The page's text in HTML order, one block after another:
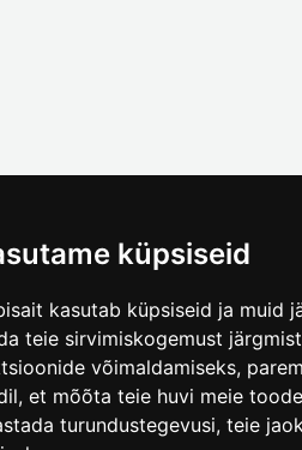
küpsiseid
kasutab küpsiseid ja muid
teie sirvimiskogemust
võimaldamiseks,
, et mõõta teie huvi meie
turundustegevusi, teie